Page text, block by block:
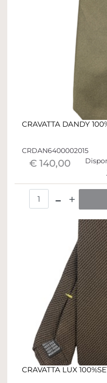
CRAVATTA DANDY
CRDAN6400002015
€ 140,00
CRAVATTA LUX